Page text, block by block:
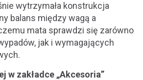
wytrzymała konstrukcja
balans między wagą a
mata sprawdzi się zarówno
jak i wymagających
w zakładce „Akcesoria”